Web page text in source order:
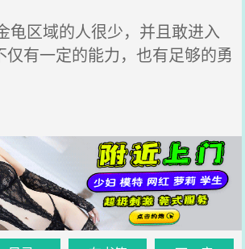
区域的人很少，并且敢进入
仅有一定的能力，也有足够的勇